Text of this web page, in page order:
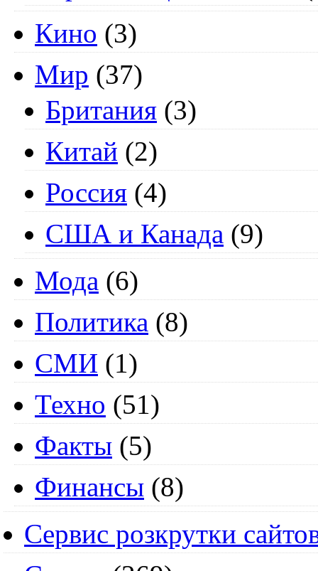
Кино (3)
Мир (37)
Британия (3)
Китай (2)
Россия (4)
США и Канада (9)
Мода (6)
Политика (8)
СМИ (1)
Техно (51)
Факты (5)
Финансы (8)
Сервис розкрутки